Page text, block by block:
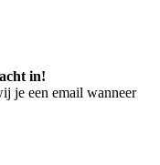
in!
je een email wanneer